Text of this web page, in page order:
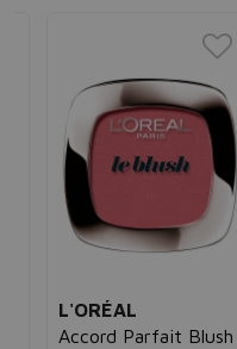
L'ORÉAL
Accord Parfait Blush